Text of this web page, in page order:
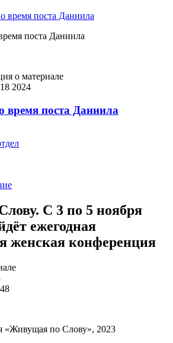
поста Даниила
о материале
2024
время поста Даниила
С 3 по 5 ноября
ежегодная
женская конференция
«Живущая по Слову», 2023